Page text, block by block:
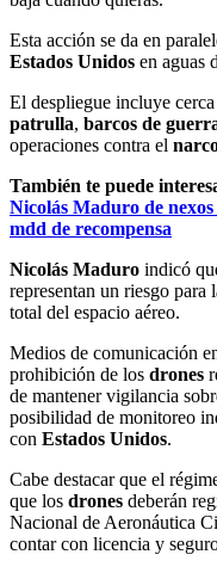
Esta acción se da en
Estados Unidos en aguas
El despliegue incluye
patrulla, barcos de
operaciones contra el
También te puede
Nicolás Maduro de
mdd de recompensa
Nicolás Maduro indicó
representan un riesgo
total del espacio aéreo.
Medios de comunicación
prohibición de los drones
de mantener vigilancia
posibilidad de monitoreo
con Estados Unidos.
Cabe destacar que el
que los drones deberán
Nacional de Aeronáutica
contar con licencia y